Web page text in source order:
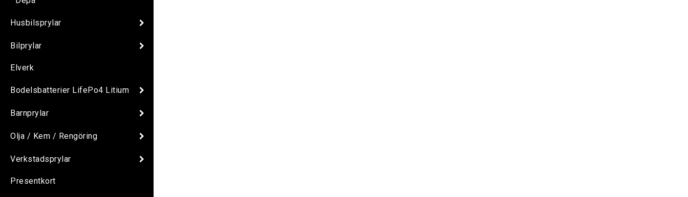
Husbilsprylar
Bilprylar
Elverk
Bodelsbatterier LifePo4 Litium
Barnprylar
Olja / Kem / Rengöring
Verkstadsprylar
Presentkort